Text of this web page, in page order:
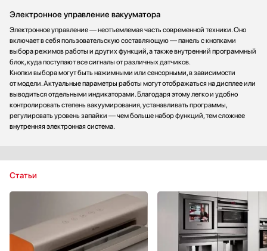
Электронное управление вакууматора
Электронное управление — неотъемлемая часть современной техники. Оно
включает в себя пользовательскую составляющую — панель с кнопками
выбора режимов работы и других функций, а также внутренний программный
блок, куда поступают все сигналы от различных датчиков.
Кнопки выбора могут быть нажимными или сенсорными, в зависимости
от модели. Актуальные параметры работы могут отображаться на дисплее или
выводиться отдельными индикаторами. Благодаря этому легко и удобно
контролировать степень вакуумирования, устанавливать программы,
регулировать уровень запайки — чем больше набор функций, тем сложнее
внутренняя электронная система.
Статьи